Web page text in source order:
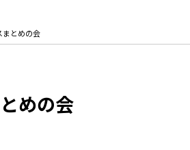
まとめの会
めの会